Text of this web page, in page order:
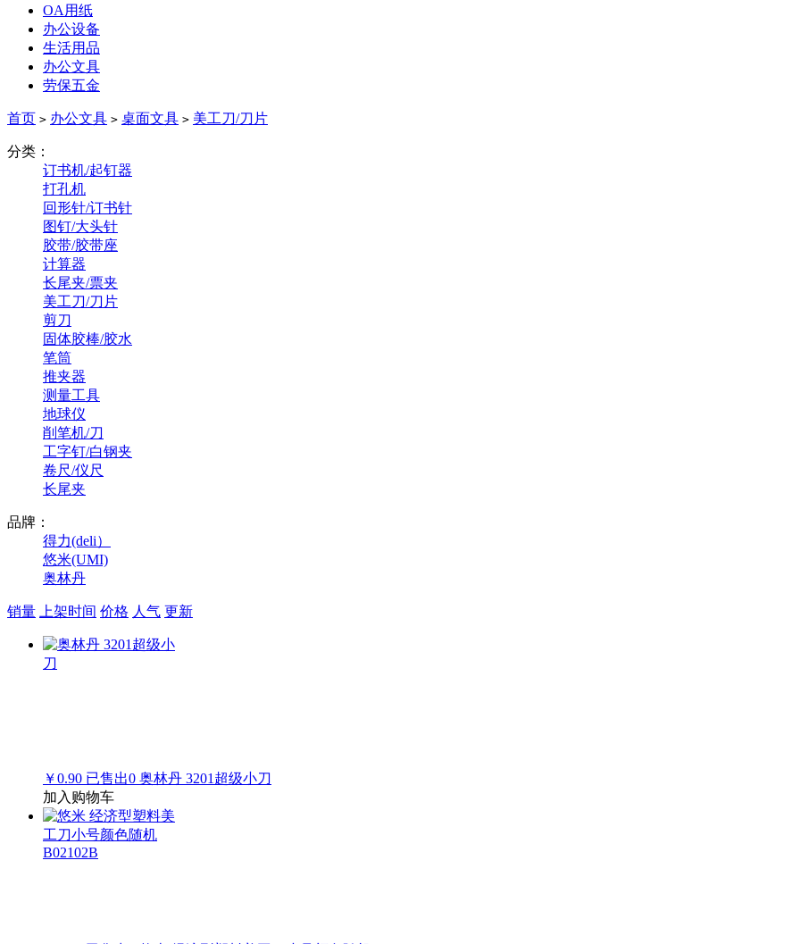
OA用纸
办公设备
生活用品
办公文具
劳保五金
首页 > 办公文具 > 桌面文具 > 美工刀/刀片
分类：
订书机/起钉器
打孔机
回形针/订书针
图钉/大头针
胶带/胶带座
计算器
长尾夹/票夹
美工刀/刀片
剪刀
固体胶棒/胶水
笔筒
推夹器
测量工具
地球仪
削笔机/刀
工字钉/白钢夹
卷尺/仪尺
长尾夹
品牌：
得力(deli）
悠米(UMI)
奥林丹
销量 上架时间 价格 人气 更新
￥0.90 已售出0 奥林丹 3201超级小刀
加入购物车